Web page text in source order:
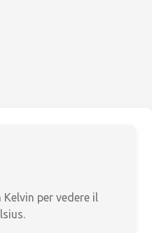
per vedere il